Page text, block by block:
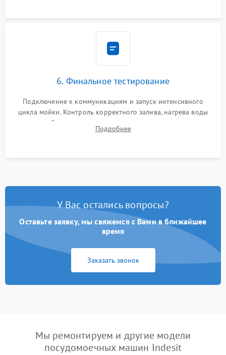
6. Финальное тестирование
Подключение к коммуникациям и запуск интенсивного
цикла мойки. Контроль корректного залива, нагрева воды
до нужной температуры, отсутствия посторонних шумов,
штатного слива и абсолютной сухости в поддоне.
Подробнее
У Вас остались вопросы?
Оставьте заявку, мы свяжемся с Вами в ближайшее
время
Заказать звонок
Мы ремонтируем и другие модели
посудомоечных машин Indesit